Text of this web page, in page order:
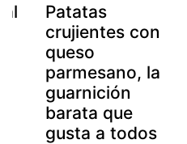
Patatas
crujientes con
queso
parmesano, la
guarnición
barata que
gusta a todos